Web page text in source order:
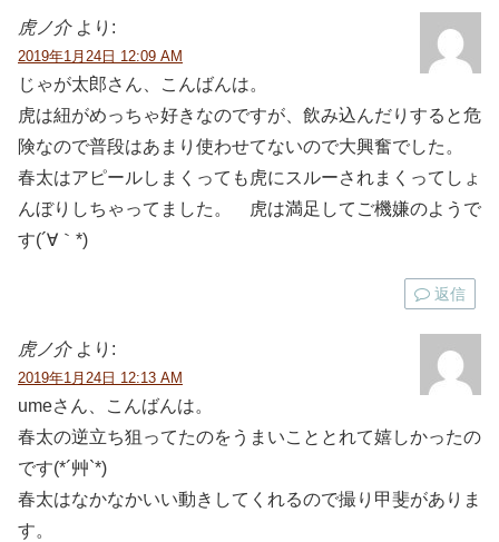
虎ノ介 より:
2019年1月24日 12:09 AM
じゃが太郎さん、こんばんは。
虎は紐がめっちゃ好きなのですが、飲み込んだりすると危
険なので普段はあまり使わせてないので大興奮でした。
春太はアピールしまくっても虎にスルーされまくってしょ
んぼりしちゃってました。 虎は満足してご機嫌のようで
す(´∀｀*)
返信
虎ノ介 より:
2019年1月24日 12:13 AM
umeさん、こんばんは。
春太の逆立ち狙ってたのをうまいこととれて嬉しかったの
です(*´艸`*)
春太はなかなかいい動きしてくれるので撮り甲斐がありま
す。